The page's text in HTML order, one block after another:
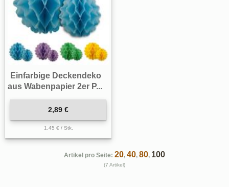
Einfarbige Deckendeko
aus Wabenpapier 2er P...
2,89 €
1,45 € / Stk.
Artikel pro Seite: 20, 40, 80, 100
(7 Artikel)